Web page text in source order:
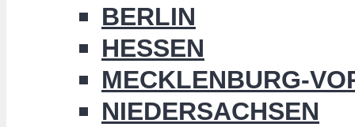
BERLIN
HESSEN
MECKLENBURG-
NIEDERSACHSEN